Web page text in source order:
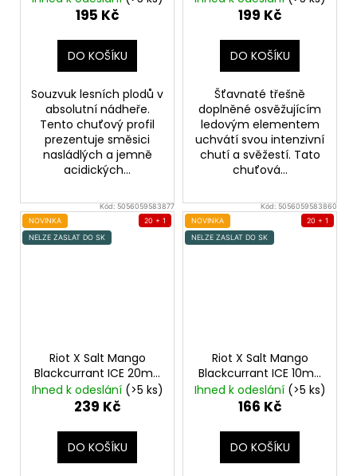
Borůvka)
195 Kč
DO KOŠÍKU
Souzvuk lesních plodů v
absolutní nádheře.
Tento chuťový profil
prezentuje směsici
nasládlých a jemně
acidických...
199 Kč
DO KOŠÍKU
Šťavnaté třešně
doplněné osvěžujícím
ledovým elementem
uchvátí svou intenzivní
chutí a svěžestí. Tato
chuťová...
Kód: 5056059583877
NOVINKA
NELZE ZASLAT DO SK
20 + 1
Riot X Salt Mango
Blackcurrant ICE 20mg
Ledové mango a
černý rybíz
Ihned k odeslání (>5 ks)
239 Kč
DO KOŠÍKU
Kód: 5056059583860
NOVINKA
NELZE ZASLAT DO SK
20 + 1
Riot X Salt Mango
Blackcurrant ICE 10mg
Ledové mango a
černý rybíz
Ihned k odeslání (>5 ks)
166 Kč
DO KOŠÍKU